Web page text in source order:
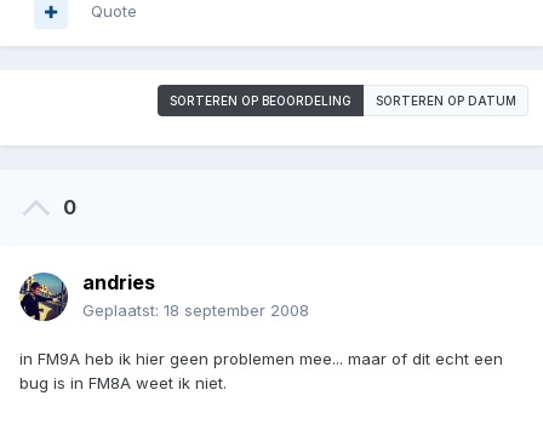
Quote
SORTEREN OP BEOORDELING SORTEREN OP DATUM
0
andries
Geplaatst: 18 september 2008
in FM9A heb ik hier geen problemen mee... maar of dit echt een
bug is in FM8A weet ik niet.